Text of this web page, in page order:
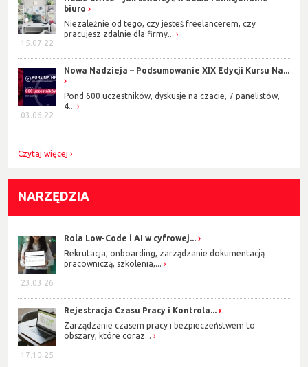
15.07.22
biuro
Niezależnie od tego, czy jesteś freelancerem, czy
pracujesz zdalnie dla firmy...
03.06.22
Nowa Nadzieja – Podsumowanie XIX Edycji Kursu Na...
Pond 600 uczestników, dyskusje na czacie, 7 panelistów,
4...
Czytaj więcej
NARZĘDZIA
23.03.26
Rola Low-Code i AI w cyfrowej...
Rekrutacja, onboarding, zarządzanie dokumentacją
pracowniczą, szkolenia,...
17.10.25
Rejestracja Czasu Pracy i Kontrola...
Zarządzanie czasem pracy i bezpieczeństwem to
obszary, które coraz...